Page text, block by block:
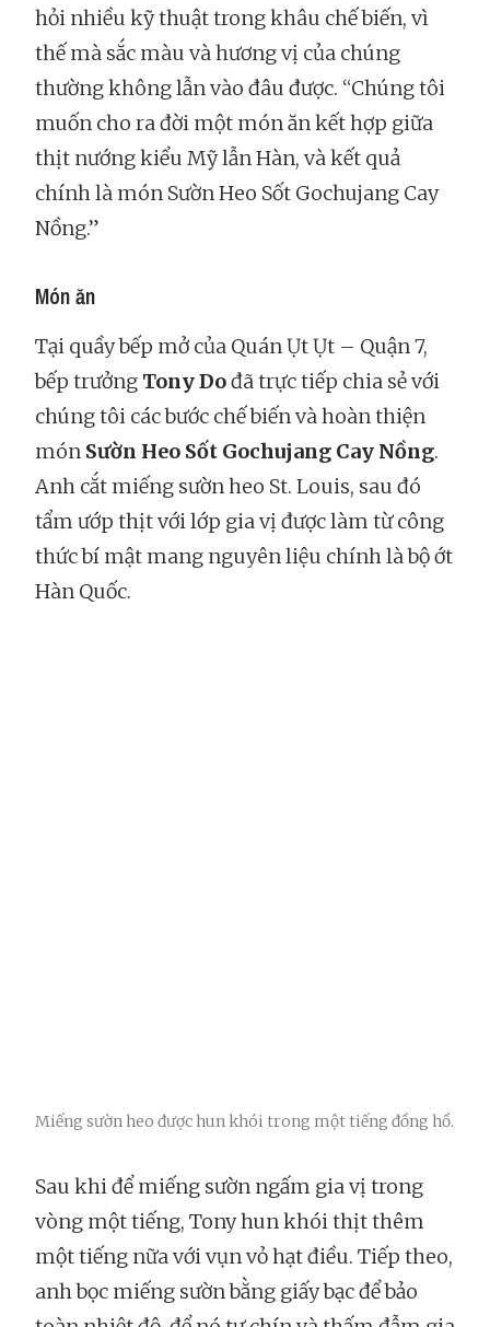
hỏi nhiều kỹ thuật trong khâu chế biến, vì
thế mà sắc màu và hương vị của chúng
thường không lẫn vào đâu được. “Chúng tôi
muốn cho ra đời một món ăn kết hợp giữa
thịt nướng kiểu Mỹ lẫn Hàn, và kết quả
chính là món Sườn Heo Sốt Gochujang Cay
Nồng.”
Món ăn
Tại quầy bếp mở của Quán Ụt Ụt – Quận 7,
bếp trưởng Tony Dođã trực tiếp chia sẻ với
chúng tôi các bước chế biến và hoàn thiện
món Sườn Heo Sốt Gochujang Cay Nồng.
Anh cắt miếng sườn heo St. Louis, sau đó
tẩm ướp thịt với lớp gia vị được làm từ công
thức bí mật mang nguyên liệu chính là bộ ớt
Hàn Quốc.
Miếng sườn heo được hun khói trong một tiếng đồng hồ.
Sau khi để miếng sườn ngấm gia vị trong
vòng một tiếng, Tony hun khói thịt thêm
một tiếng nữa với vụn vỏ hạt điều. Tiếp theo,
anh bọc miếng sườn bằng giấy bạc để bảo